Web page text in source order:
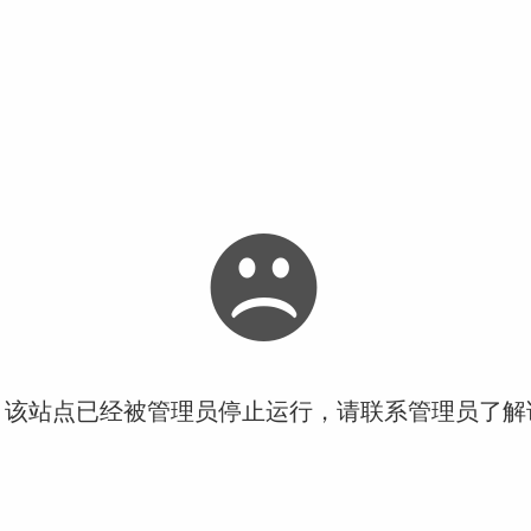
站点已经被管理员停止运行，请联系管理员了